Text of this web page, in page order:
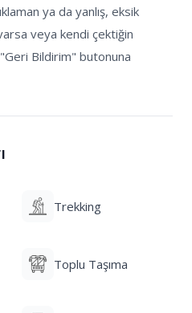
ya da yanlış, eksik
veya kendi çektiğin
Bildirim" butonuna
Trekking
Toplu Taşıma